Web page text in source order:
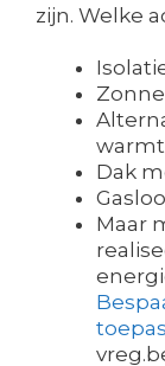
zijn. Welke
Dak
Maar